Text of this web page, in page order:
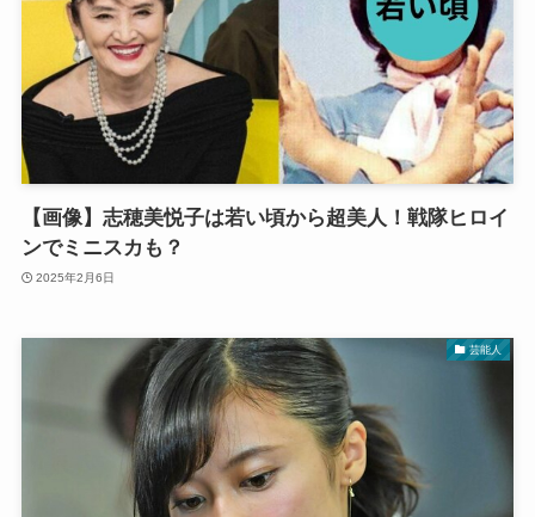
【画像】志穂美悦子は若い頃から超美人！戦隊ヒロイ
ンでミニスカも？
2025年2月6日
芸能人